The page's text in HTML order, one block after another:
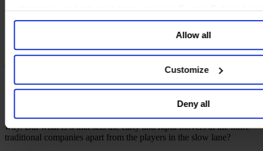
information and retention terms see ourCookie Policy; for
general collection and use of personal information see our
Allow all
Customize
Deny all
The Digital Eureka Moment
companies are now aware that digital disruption will strike to the
very core of their business and that a revolutionary process is under
way. But what is it that sets the early and rapid movers at the more
traditional companies apart from the players in the slow lane?